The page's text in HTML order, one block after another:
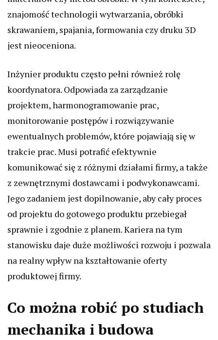
znajomość technologii wytwarzania, obróbki
skrawaniem, spajania, formowania czy druku 3D
jest nieoceniona.
Inżynier produktu często pełni również rolę
koordynatora. Odpowiada za zarządzanie
projektem, harmonogramowanie prac,
monitorowanie postępów i rozwiązywanie
ewentualnych problemów, które pojawiają się w
trakcie prac. Musi potrafić efektywnie
komunikować się z różnymi działami firmy, a także
z zewnętrznymi dostawcami i podwykonawcami.
Jego zadaniem jest dopilnowanie, aby cały proces
od projektu do gotowego produktu przebiegał
sprawnie i zgodnie z planem. Kariera na tym
stanowisku daje duże możliwości rozwoju i pozwala
na realny wpływ na kształtowanie oferty
produktowej firmy.
Co można robić po studiach
mechanika i budowa